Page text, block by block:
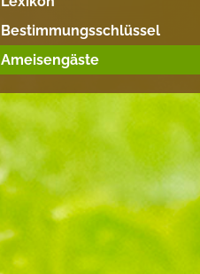
Bestimmungsschlüssel
Ameisengäste